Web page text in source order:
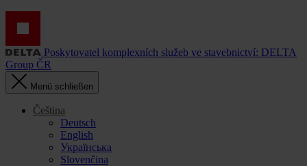
Poskytovatel komplexních služeb ve stavebnictví: DELTA
Group ČR
Menü schließen
Čeština
Deutsch
English
Українська
Slovenčina